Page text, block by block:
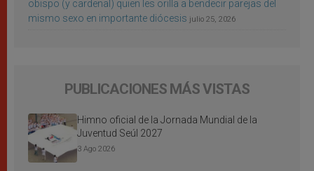
obispo (y cardenal) quien les orilla a bendecir parejas del
mismo sexo en importante diócesis julio 25, 2026
PUBLICACIONES MÁS VISTAS
Himno oficial de la Jornada Mundial de la
Juventud Seúl 2027
3 Ago 2026